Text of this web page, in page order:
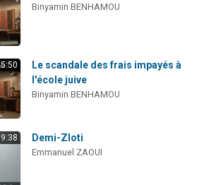
30 personnes viennent de faire un don pour Sauvez la jambe de Yohan
12 nouvelles musiques dans Torah-Box Music
Binyamin BENHAMOU
5:50
Le scandale des frais impayés à
l'école juive
Binyamin BENHAMOU
9:38 Demi-Zloti
Emmanuel ZAOUI